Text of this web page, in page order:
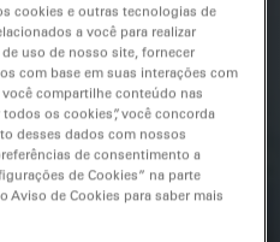
cookies e outras tecnologias de
a você para realizar
uso de nosso site, fornecer
com base em suas interações com
compartilhe conteúdo nas
os cookies”, você concorda
desses dados com nossos
de consentimento a
de Cookies” na parte
Aviso de Cookies para saber mais